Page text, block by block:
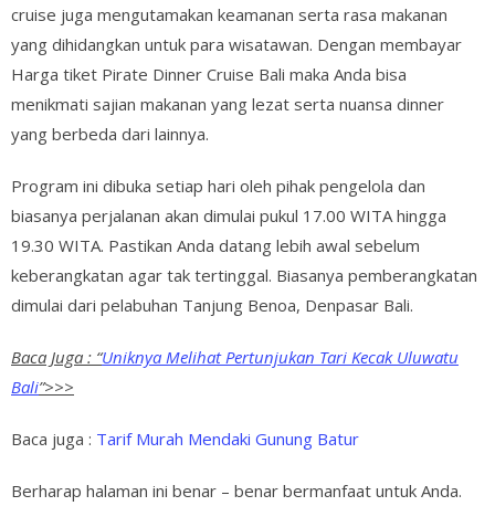
cruise juga mengutamakan keamanan serta rasa makanan
yang dihidangkan untuk para wisatawan. Dengan membayar
Harga tiket Pirate Dinner Cruise Bali maka Anda bisa
menikmati sajian makanan yang lezat serta nuansa dinner
yang berbeda dari lainnya.
Program ini dibuka setiap hari oleh pihak pengelola dan
biasanya perjalanan akan dimulai pukul 17.00 WITA hingga
19.30 WITA. Pastikan Anda datang lebih awal sebelum
keberangkatan agar tak tertinggal. Biasanya pemberangkatan
dimulai dari pelabuhan Tanjung Benoa, Denpasar Bali.
Baca Juga : “Uniknya Melihat Pertunjukan Tari Kecak Uluwatu
Bali”>>>
Baca juga : Tarif Murah Mendaki Gunung Batur
Berharap halaman ini benar – benar bermanfaat untuk Anda.